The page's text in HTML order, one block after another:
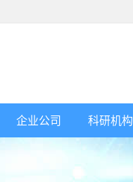
企业公司 科研机构